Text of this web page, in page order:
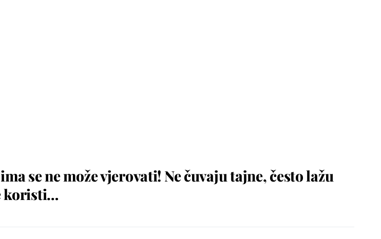
se ne može vjerovati! Ne čuvaju tajne, često lažu
koristi…